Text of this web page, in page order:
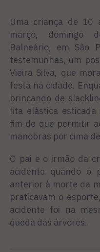
Uma criança de 10
março, domingo
Balneário, em São
testemunhas, um
Vieira Silva, que
festa na cidade.
brincando de
fita elástica
fim de que permitir
manobras por cima
O pai e o irmão da
acidente quando o
anterior à morte da
praticavam o
acidente foi na
queda das árvores.